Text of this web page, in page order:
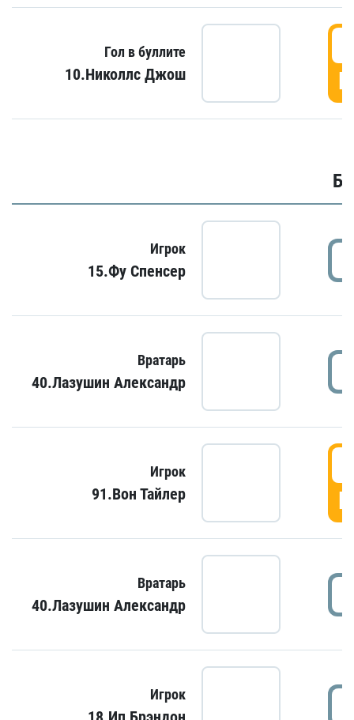
Гол в буллите
10.Николлс Джош
Игрок
15.Фу Спенсер
Вратарь
40.Лазушин Александр
Игрок
91.Вон Тайлер
Вратарь
40.Лазушин Александр
Игрок